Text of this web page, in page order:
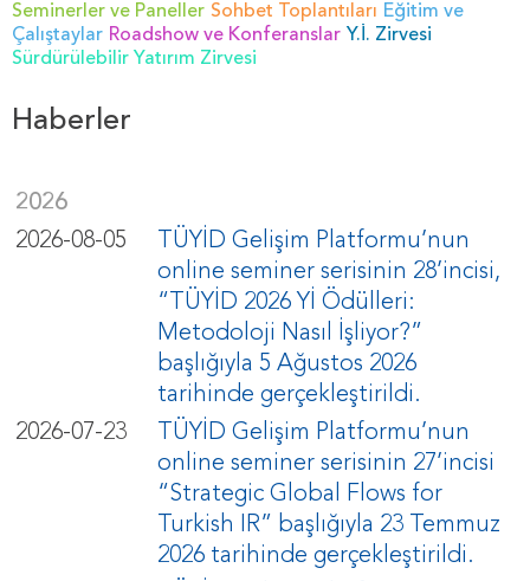
Seminerler ve Paneller Sohbet Toplantıları Eğitim ve
Çalıştaylar Roadshow ve Konferanslar Y.İ. Zirvesi
Sürdürülebilir Yatırım Zirvesi
Haberler
2026
2026-08-05
TÜYİD Gelişim Platformu’nun
online seminer serisinin 28’incisi,
“TÜYİD 2026 Yİ Ödülleri:
Metodoloji Nasıl İşliyor?”
başlığıyla 5 Ağustos 2026
tarihinde gerçekleştirildi.
2026-07-23
TÜYİD Gelişim Platformu’nun
online seminer serisinin 27’incisi
“Strategic Global Flows for
Turkish IR” başlığıyla 23 Temmuz
2026 tarihinde gerçekleştirildi.